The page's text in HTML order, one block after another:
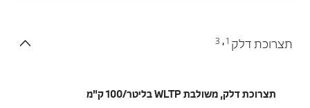
תצרוכת דלק1
3
תצרוכת דלק, משולבת WLTP בליטר/100 ק"מ